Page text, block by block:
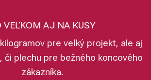
VEĽKOM AJ NA KUSY
pre veľký projekt, ale aj
či plechu pre bežného koncového
zákazníka.